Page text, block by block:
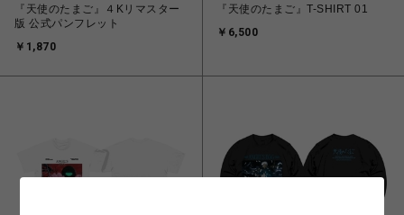
『天使のたまご』４Kリマスター
版 公式パンフレット
￥1,870
『天使のたまご』T-SHIRT 01
￥6,500